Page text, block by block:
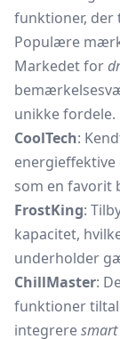
funktioner, der
Populære
Markedet for
unikke fordele.
CoolTech:
energieffektive
som en favorit
FrostKing:
kapacitet,
underholder
ChillMaster:
funktioner
integrere